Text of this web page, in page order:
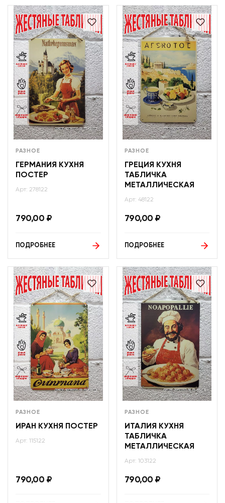
РАЗНОЕ
ГЕРМАНИЯ КУХНЯ
ПОСТЕР
Арт: 278122
790,00 ₽
ПОДРОБНЕЕ
РАЗНОЕ
ГРЕЦИЯ КУХНЯ
ТАБЛИЧКА
МЕТАЛЛИЧЕСКАЯ
Арт: 48122
790,00 ₽
ПОДРОБНЕЕ
РАЗНОЕ
ИРАН КУХНЯ ПОСТЕР
Арт: 115122
790,00 ₽
РАЗНОЕ
ИТАЛИЯ КУХНЯ
ТАБЛИЧКА
МЕТАЛЛИЧЕСКАЯ
Арт: 103122
790,00 ₽